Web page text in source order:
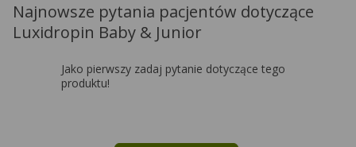
Najnowsze pytania pacjentów dotyczące
Luxidropin Baby & Junior
Jako pierwszy zadaj pytanie dotyczące tego
produktu!